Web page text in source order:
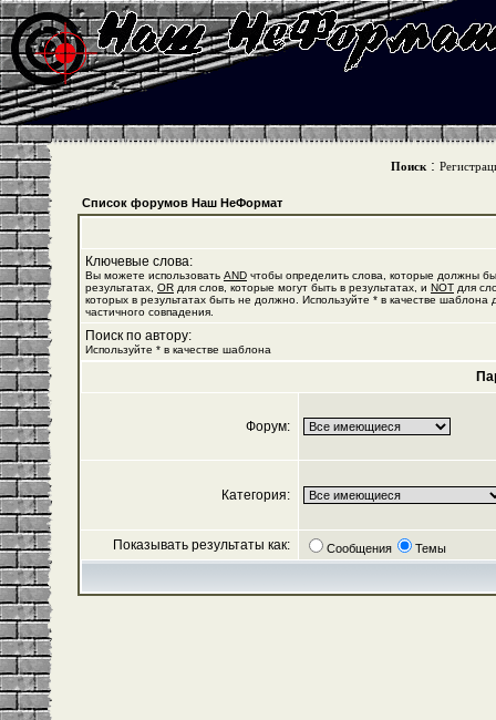
Поиск :
Список форумов Наш НеФормат
Ключевые слова:
Вы можете использовать AND чтобы определить слова, которые должны
результатах, OR для слов, которые могут быть в результатах, и NOT для
которых в результатах быть не должно. Используйте * в качестве шаблона
частичного совпадения.
Поиск по автору:
Используйте * в качестве шаблона
Форум:
Категория:
Показывать результаты как: Сообщения Темы